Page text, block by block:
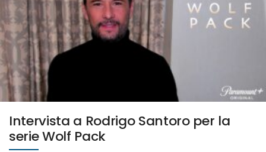
Intervista a Rodrigo Santoro per la
serie Wolf Pack